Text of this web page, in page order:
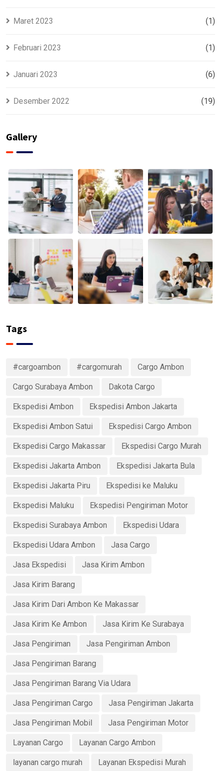
Maret 2023 (1)
Februari 2023 (1)
Januari 2023 (6)
Desember 2022 (19)
Gallery
Tags
#cargoambon #cargomurah Cargo Ambon
Cargo Surabaya Ambon Dakota Cargo
Ekspedisi Ambon Ekspedisi Ambon Jakarta
Ekspedisi Ambon Satui Ekspedisi Cargo Ambon
Ekspedisi Cargo Makassar Ekspedisi Cargo Murah
Ekspedisi Jakarta Ambon Ekspedisi Jakarta Bula
Ekspedisi Jakarta Piru Ekspedisi ke Maluku
Ekspedisi Maluku Ekspedisi Pengiriman Motor
Ekspedisi Surabaya Ambon Ekspedisi Udara
Ekspedisi Udara Ambon Jasa Cargo
Jasa Ekspedisi Jasa Kirim Ambon
Jasa Kirim Barang
Jasa Kirim Dari Ambon Ke Makassar
Jasa Kirim Ke Ambon Jasa Kirim Ke Surabaya
Jasa Pengiriman Jasa Pengiriman Ambon
Jasa Pengiriman Barang
Jasa Pengiriman Barang Via Udara
Jasa Pengiriman Cargo Jasa Pengiriman Jakarta
Jasa Pengiriman Mobil Jasa Pengiriman Motor
Layanan Cargo Layanan Cargo Ambon
layanan cargo murah Layanan Ekspedisi Murah